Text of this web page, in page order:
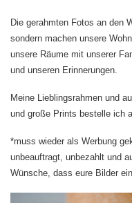
Die gerahmten Fotos an den
sondern machen unsere
unsere Räume mit unserer
und unseren Erinnerungen.
Meine Lieblingsrahmen und
und große Prints bestelle ich
*muss wieder als Werbung
unbeauftragt, unbezahlt und
Wünsche, dass eure Bilder